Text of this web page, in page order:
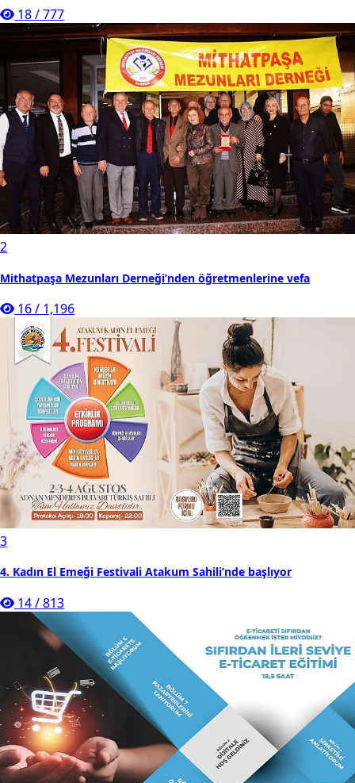
18/777
2
Mithatpaşa Mezunları Derneği’nden öğretmenlerine vefa
16/ 1,196
3
4. Kadın El Emeği Festivali Atakum Sahili’nde başlıyor
14/813